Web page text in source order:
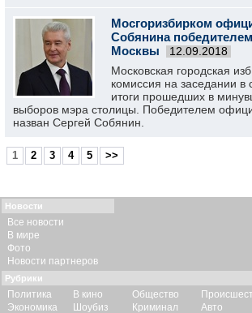
Мосгоризбирком
Собянина
Москвы
12.09.2018
Московская городская
комиссия на заседании в
итоги прошедших в
выборов мэра столицы. Победителем
назван Сергей Собянин.
1 2 3 4 5 >>
Новости
Все новости
В мире
Фото
Новости партнеров
Рубрики
Политика
Экономика
В кино
Шоубиз
Общество
Криминал
Авто